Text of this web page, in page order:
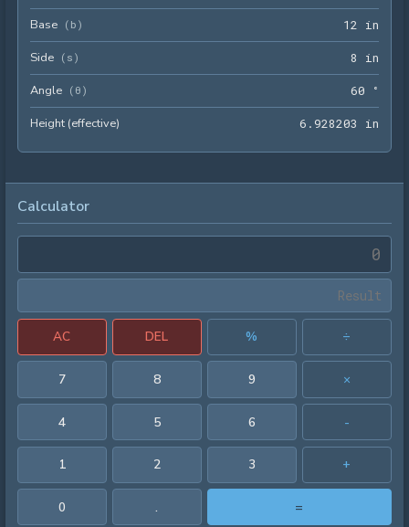
Base ( b ) 12 in
Side ( s ) 8 in
Angle ( θ ) 60 °
Height (effective) 6 . 928203 in
Calculator
AC DEL % ÷
7 8 9 ×
4 5 6 -
1 2 3 +
0 . =